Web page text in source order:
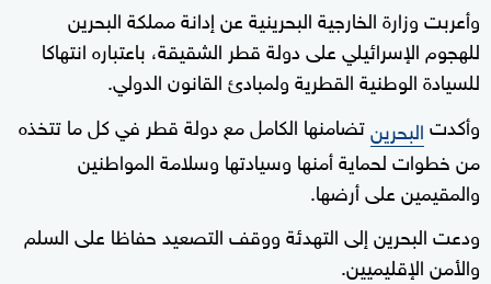
وأعربت وزارة الخارجية البحرينية عن إدانة مملكة البحرين
للهجوم الإسرائيلي على دولة قطر الشقيقة، باعتباره انتهاكا
للسيادة الوطنية القطرية ولمبادئ القانون الدولي.
وأكدتالبحرينتضامنها الكامل مع دولة قطر في كل ما تتخذه
من خطوات لحماية أمنها وسيادتها وسلامة المواطنين
والمقيمين على أرضها.
ودعت البحرين إلى التهدئة ووقف التصعيد حفاظا على السلم
والأمن الإقليميين.